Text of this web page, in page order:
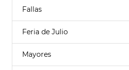
Fallas
Feria de Julio
Mayores